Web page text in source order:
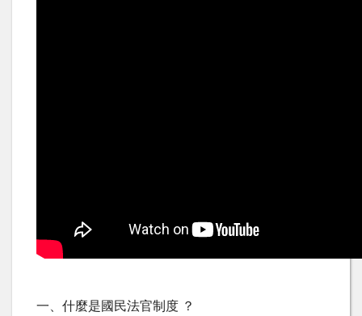
一、什麼是國民法官制度 ？